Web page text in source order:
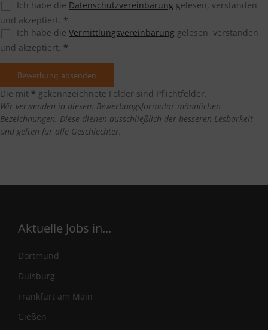
Ich habe die Datenschutzvereinbarung gelesen, verstanden
und akzeptiert. *
Ich habe die Vermittlungsvereinbarung gelesen, verstanden
und akzeptiert. *
Die mit * gekennzeichnete Felder sind Pflichtfelder.
Wir verwenden in diesem Bewerbungsformular männlichen
Bezeichnungen. Diese dienen ausschließlich der besseren Lesbarkeit
und gelten für alle Geschlechter.
Aktuelle Jobs in...
Dortmund
Duisburg
Frankfurt am Main
Gießen